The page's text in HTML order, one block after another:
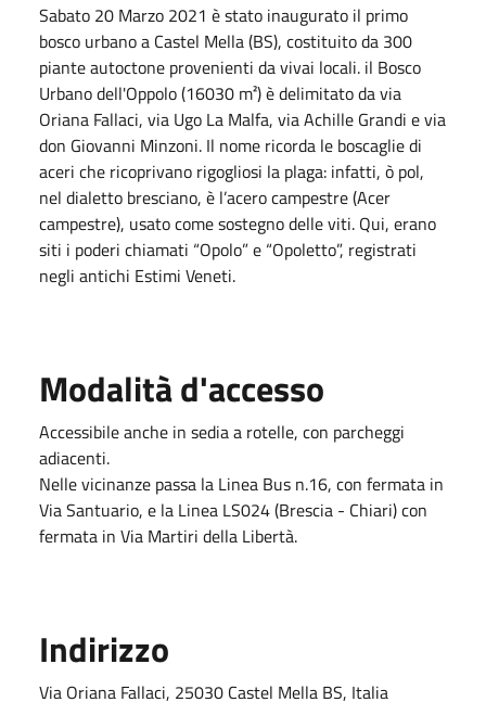
Sabato 20 Marzo 2021 è stato inaugurato il primo
bosco urbano a Castel Mella (BS), costituito da 300
piante autoctone provenienti da vivai locali. il Bosco
Urbano dell'Oppolo (16030 m²) è delimitato da via
Oriana Fallaci, via Ugo La Malfa, via Achille Grandi e via
don Giovanni Minzoni. Il nome ricorda le boscaglie di
aceri che ricoprivano rigogliosi la plaga: infatti, ò pol,
nel dialetto bresciano, è l’acero campestre (Acer
campestre), usato come sostegno delle viti. Qui, erano
siti i poderi chiamati “Opolo” e “Opoletto”, registrati
negli antichi Estimi Veneti.
Modalità d'accesso
Accessibile anche in sedia a rotelle, con parcheggi
adiacenti.
Nelle vicinanze passa la Linea Bus n.16, con fermata in
Via Santuario, e la Linea LS024 (Brescia - Chiari) con
fermata in Via Martiri della Libertà.
Indirizzo
Via Oriana Fallaci, 25030 Castel Mella BS, Italia